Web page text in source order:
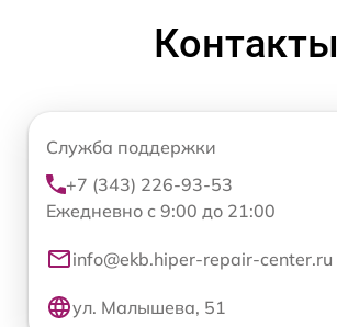
Контакты
Служба поддержки
+7 (343) 226-93-53
Ежедневно с 9:00 до 21:00
info@ekb.hiper-repair-center.ru
ул. Малышева, 51